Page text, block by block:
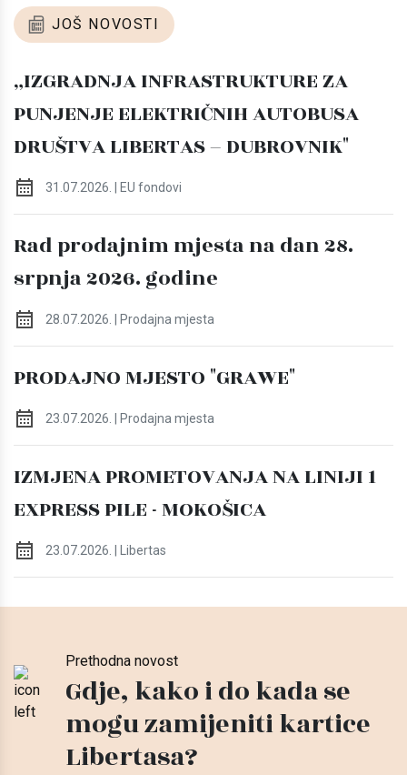
JOŠ NOVOSTI
„IZGRADNJA INFRASTRUKTURE ZA
PUNJENJE ELEKTRIČNIH AUTOBUSA
DRUŠTVA LIBERTAS – DUBROVNIK"
31.07.2026. | EU fondovi
Rad prodajnim mjesta na dan 28.
srpnja 2026. godine
28.07.2026. | Prodajna mjesta
PRODAJNO MJESTO "GRAWE"
23.07.2026. | Prodajna mjesta
IZMJENA PROMETOVANJA NA LINIJI 1
EXPRESS PILE - MOKOŠICA
23.07.2026. | Libertas
Prethodna novost
Gdje, kako i do kada se
mogu zamijeniti kartice
Libertasa?